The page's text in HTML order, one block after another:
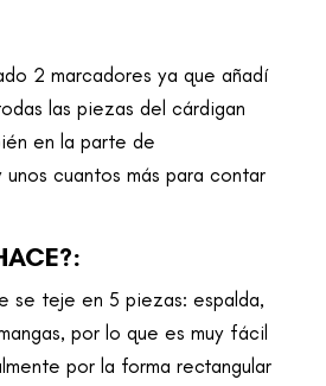
2 marcadores ya que añadí
las piezas del cárdigan
en la parte de
cuantos más para contar
se teje en 5 piezas: espalda,
por lo que es muy fácil
por la forma rectangular